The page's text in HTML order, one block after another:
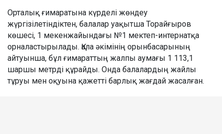
Орталық ғимаратына күрделі жөндеу
жүргізілетіндіктен, балалар уақытша Торайғыров
көшесі, 1 мекенжайындағы №1 мектеп-интернатқа
орналастырылады. Қала әкімінің орынбасарының
айтуынша, бұл ғимараттың жалпы аумағы 1 113,1
шаршы метрді құрайды. Онда балалардың жайлы
тұруы мен оқуына қажетті барлық жағдай жасалған.